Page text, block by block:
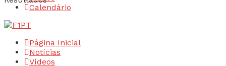
Calendário
Página Inicial
Notícias
Vídeos